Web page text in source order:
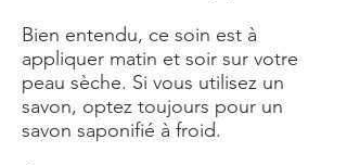
Bien entendu, ce soin est à
appliquer matin et soir sur votre
peau sèche. Si vous utilisez un
savon, optez toujours pour un
savon saponifié à froid.